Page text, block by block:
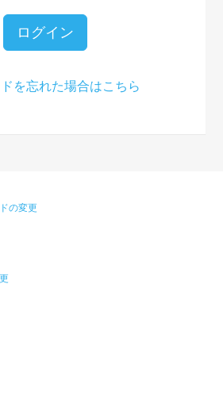
ログイン
を忘れた場合はこちら
の変更